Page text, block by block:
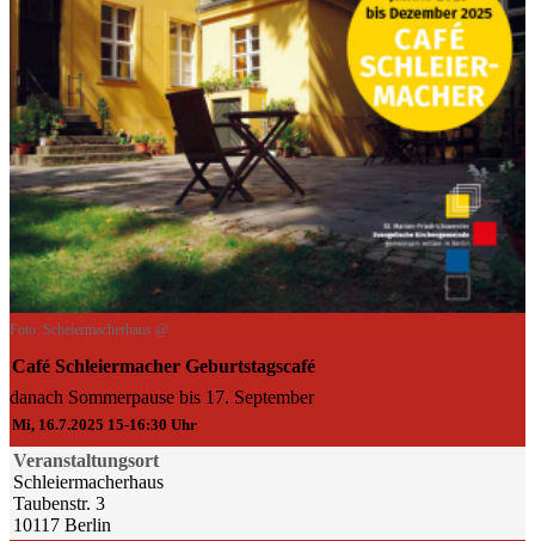
Foto: Scheiermacherhaus @
Café Schleiermacher Geburtstagscafé
danach Sommerpause bis 17. September
Mi, 16.7.2025 15-16:30 Uhr
Veranstaltungsort
Schleiermacherhaus
Taubenstr. 3
10117 Berlin